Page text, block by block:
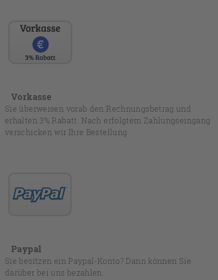
Vorkasse
Sie überweisen vorab den Rechnungsbetrag und
erhalten 3% Rabatt. Nach erfolgtem Zahlungseingang
verschicken wir Ihre Bestellung
Paypal
Sie besitzen ein Paypal-Konto? Dann können Sie
darüber bei uns bezahlen.